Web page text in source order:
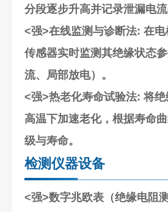
分段逐步升高并记录泄漏电流
<强>在线监测与诊断法: 在电
传感器实时监测其绝缘状态
流、局部放电）。
<强>热老化寿命试验法: 将绝
高温下加速老化，根据寿命
级与寿命。
检测仪器设备
<强>数字兆欧表（绝缘电阻测